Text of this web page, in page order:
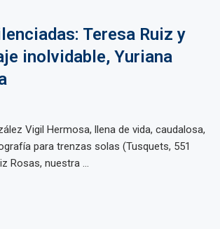
Teresa Ruiz y
inolvidable, Yuriana
Vigil Hermosa, llena de vida, caudalosa,
para trenzas solas (Tusquets, 551
Rosas, nuestra ...